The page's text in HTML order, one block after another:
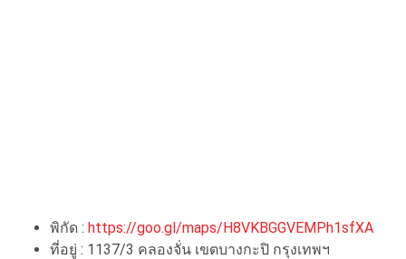
พิกัด : https://goo.gl/maps/H8VKBGGVEMPh1sfXA
ที่อยู่ : 1137/3 คลองจั่น เขตบางกะปิ กรุงเทพฯ